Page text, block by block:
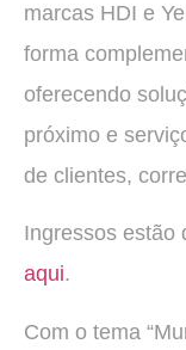
marcas HDI e
forma
oferecendo
próximo e
de clientes,
Ingressos estão
aqui.
Com o tema